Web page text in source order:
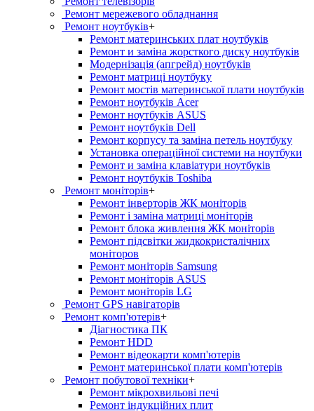
Ремонт мережевого обладнання
Ремонт ноутбуків+
Ремонт материнських плат ноутбуків
Ремонт и заміна жорсткого диску ноутбуків
Модернізація (апгрейд) ноутбуків
Ремонт матриці ноутбуку
Ремонт мостів материнської плати ноутбуків
Ремонт ноутбуків Acer
Ремонт ноутбуків ASUS
Ремонт ноутбуків Dell
Ремонт корпусу та заміна петель ноутбуку
Установка операційної системи на ноутбуки
Ремонт и заміна клавіатури ноутбуків
Ремонт ноутбуків Toshiba
Ремонт моніторів+
Ремонт інверторів ЖК моніторів
Ремонт і заміна матриці моніторів
Ремонт блока живлення ЖК моніторів
Ремонт підсвітки жидкокристалічних
моніторов
Ремонт моніторів Samsung
Ремонт моніторів ASUS
Ремонт моніторів LG
Ремонт GPS навігаторів
Ремонт комп'ютерів+
Діагностика ПК
Ремонт HDD
Ремонт відеокарти комп'ютерів
Ремонт материнської плати комп'ютерів
Ремонт побутової техніки+
Ремонт мікрохвильові печі
Ремонт індукційних плит